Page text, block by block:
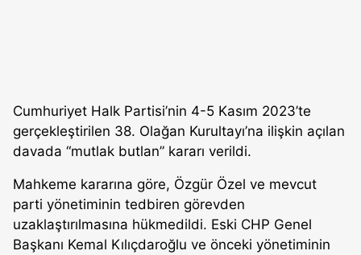
Cumhuriyet Halk Partisi’nin 4-5 Kasım 2023’te
gerçekleştirilen 38. Olağan Kurultayı’na ilişkin açılan
davada “mutlak butlan” kararı verildi.
Mahkeme kararına göre, Özgür Özel ve mevcut
parti yönetiminin tedbiren görevden
uzaklaştırılmasına hükmedildi. Eski CHP Genel
Başkanı Kemal Kılıçdaroğlu ve önceki yönetiminin